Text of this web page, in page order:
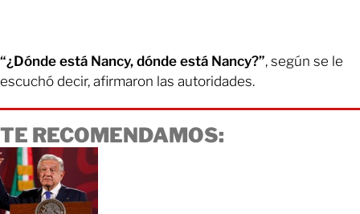
“¿Dónde está Nancy, dónde está Nancy?”, según se le
escuchó decir, afirmaron las autoridades.
TE RECOMENDAMOS: